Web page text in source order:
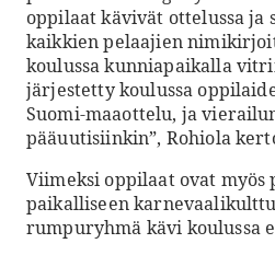
oppilaat kävivät ottelussa ja
kaikkien pelaajien
koulussa kunniapaikalla
järjestetty koulussa
Suomi-maaottelu, ja
pääuutisiinkin”, Rohiola
Viimeksi oppilaat ovat myös
paikalliseen
rumpuryhmä kävi koulussa